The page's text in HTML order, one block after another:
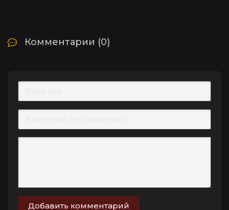
Комментарии (0)
Добавить комментарий